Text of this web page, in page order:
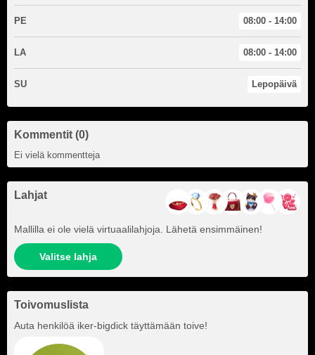
PE 08:00 - 14:00
LA 08:00 - 14:00
SU Lepopäivä
Kommentit (0)
Ei vielä kommentteja
Lahjat
Mallilla ei ole vielä virtuaalilahjoja. Lähetä ensimmäinen!
Valitse lahja
Toivomuslista
Auta henkilöä iker-bigdick täyttämään toive!